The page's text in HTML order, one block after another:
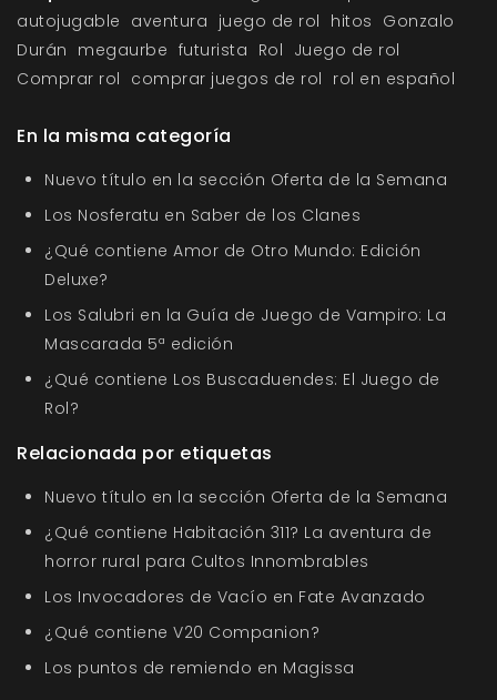
autojugable aventura juego de rol hitos Gonzalo
Durán megaurbe futurista Rol Juego de rol
Comprar rol comprar juegos de rol rol en español
En la misma categoría
Nuevo título en la sección Oferta de la Semana
Los Nosferatu en Saber de los Clanes
¿Qué contiene Amor de Otro Mundo: Edición
Deluxe?
Los Salubri en la Guía de Juego de Vampiro: La
Mascarada 5ª edición
¿Qué contiene Los Buscaduendes: El Juego de
Rol?
Relacionada por etiquetas
Nuevo título en la sección Oferta de la Semana
¿Qué contiene Habitación 311? La aventura de
horror rural para Cultos Innombrables
Los Invocadores de Vacío en Fate Avanzado
¿Qué contiene V20 Companion?
Los puntos de remiendo en Magissa